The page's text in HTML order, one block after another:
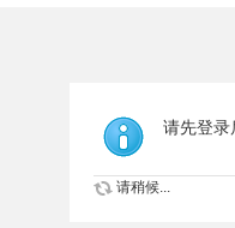
请先登录
请稍候...